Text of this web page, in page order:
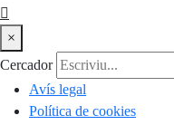
×
Cercador
Avís legal
Política de cookies